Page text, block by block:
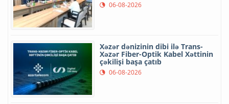
06-08-2026
Xəzər dənizinin dibi ilə Trans-
Xəzər Fiber-Optik Kabel Xəttinin
çəkilişi başa çatıb
06-08-2026